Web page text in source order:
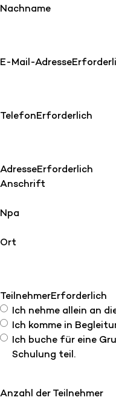
Nachname
E-Mail-Adresse
TelefonErforderlich
AdresseErforderlich
Anschrift
Npa
Ort
TeilnehmerErforderlich
Ich nehme allein an
Ich komme in
Ich buche für eine
Schulung teil.
Anzahl der Teilnehmer